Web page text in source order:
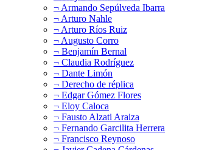
¬ Armando Sepúlveda Ibarra
¬ Arturo Nahle
¬ Arturo Ríos Ruiz
¬ Augusto Corro
¬ Benjamín Bernal
¬ Claudia Rodríguez
¬ Dante Limón
¬ Derecho de réplica
¬ Edgar Gómez Flores
¬ Eloy Caloca
¬ Fausto Alzati Araiza
¬ Fernando Garcilita Herrera
¬ Francisco Reynoso